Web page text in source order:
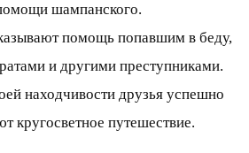
шампанского.
помощь попавшим в беду,
и другими преступниками.
находчивости друзья успешно
кругосветное путешествие.